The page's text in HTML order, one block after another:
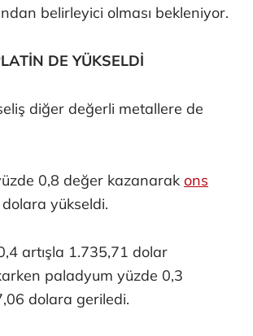
belirleyici olması bekleniyor.
DE YÜKSELDİ
diğer değerli metallere de
0,8 değer kazanarak ons
yükseldi.
artışla 1.735,71 dolar
paladyum yüzde 0,3
dolara geriledi.